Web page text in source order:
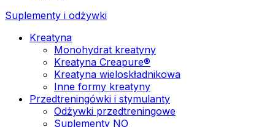
Suplementy i odżywki
Kreatyna
Monohydrat kreatyny
Kreatyna Creapure®
Kreatyna wieloskładnikowa
Inne formy kreatyny
Przedtreningówki i stymulanty
Odżywki przedtreningowe
Suplementy NO